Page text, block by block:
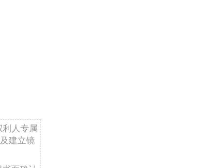
人专属
建立镜